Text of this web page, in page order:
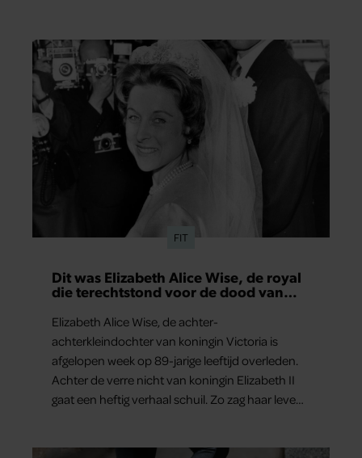
dag het meest bezighouden.
FIT
Dit was Elizabeth Alice Wise, de royal
die terechtstond voor de dood van
Elizabeth Alice Wise, de achter-
achterkleindochter van koningin Victoria is
afgelopen week op 89-jarige leeftijd overleden.
Achter de verre nicht van koningin Elizabeth II
gaat een heftig verhaal schuil. Zo zag haar leven